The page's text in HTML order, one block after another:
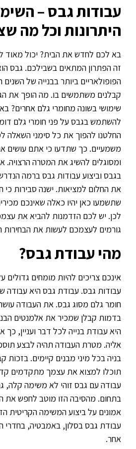
עבודות גבס –
היתרונות וכל מה
בא לכם לחדש את הבית? יכול מאוד
זה הפתרון המתאים בשבילכם. גבס
הפופולאריים ביותר בבנייה של השנים
קבלנים משתמשים בו. מה הופך את
שימושי בשונה מחומרי גלם אחרים?
להשתמש בגבס על פני חומרי גלם
החלטנו להפוך את כל סימני השאלה
משמעיים. כך שתדעו כי אתם עושים
ומסוגלים להשיג את המטרה הרצויה.
בגבס וביצוע עבודות גבס ברמה
את החלום למציאות. ישנה סבירות
שתשמעו כאן יהיו כאלה שאינכם
לכן. יש לכם הזדמנות להביא את
גורמים לעצמכם לעשות את הבחירות
מהי עבודת גבס?
אינכם צריכים להיות מומחים גדולים
עבודות גבס. עבודת גבס היא עבודה
חומר גלם מסוג גבס. את העבודה
בדמות קבלן שמכיר את אלמנטים
היא עבודת בנייה לכל דבר ועניין,
אליה. מטרת העבודה תהיה לבצע
בניה בכל מיני מבנים קיימים. בזכות
תוכלו למצוא את עצמך מתקדמים
עבודה עם גבס זוהי לא משימה קלה,
בתחום. מהסיבה הזו מוטב לחפש את
אמונים על ביצוע המשימה הקריטית
עבודת גבס בסלון, באמבטיה, בחדרי
אחר.